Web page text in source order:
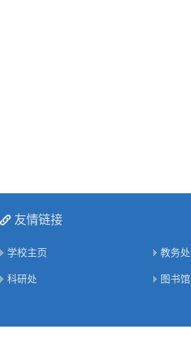
友情链接
学校主页 教务处
科研处 图书馆